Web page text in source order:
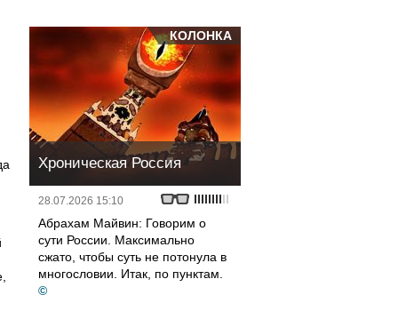
КОЛОНКА
Хроническая Россия
28.07.2026 15:10
Абрахам Майвин: Говорим о
сути России. Максимально
сжато, чтобы суть не потонула в
многословии. Итак, по пунктам.
©